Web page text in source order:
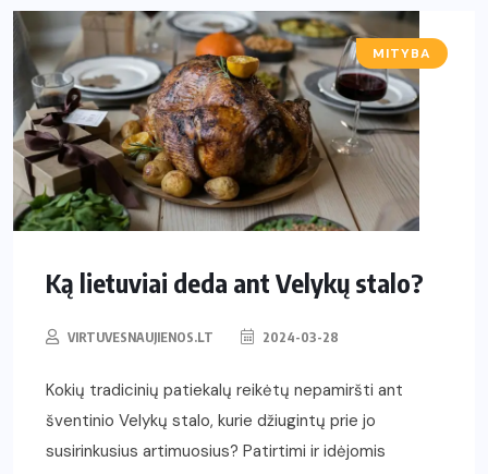
MITYBA
Ką lietuviai deda ant Velykų stalo?
VIRTUVESNAUJIENOS.LT 2024-03-28
Kokių tradicinių patiekalų reikėtų nepamiršti ant
šventinio Velykų stalo, kurie džiugintų prie jo
susirinkusius artimuosius? Patirtimi ir idėjomis